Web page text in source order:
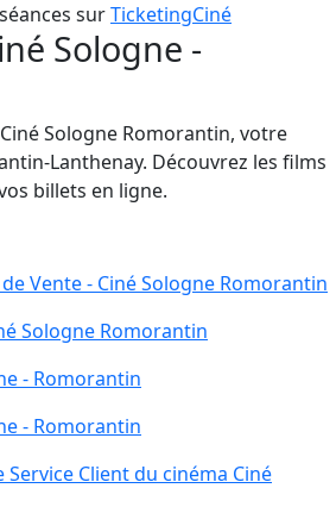
surTicketingCiné
Sologne -
Sologne Romorantin, votre
Lanthenay. Découvrez les films
billets en ligne.
Vente - Ciné Sologne Romorantin
Sologne Romorantin
- Romorantin
- Romorantin
Client du cinéma Ciné